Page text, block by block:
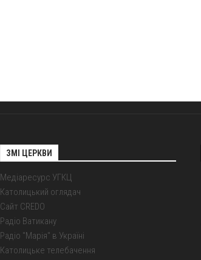
ЗМІ ЦЕРКВИ
Медіаресурс УГКЦ
Католицький оглядач
Сайт CREDO
Радіо Ватикану
Радіо "Марія" в Україні
Католицьке телебачення